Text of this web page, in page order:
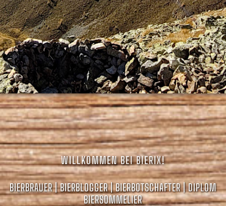
WILLKOMMEN BEI BIERIX!
BIERBRAUER | BIERBLOGGER | BIERBOTSCHAFTER | DIPLOM
BIERSOMMELIER